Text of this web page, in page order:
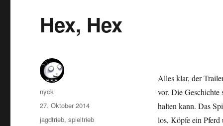
Hex, Hex
Alles klar, der
vor. Die Geschichte
halten kann. Das
los, Köpfe ein Pferd
Autor
nyck
Veröffentlicht
am
27. Oktober 2014
Kategorien
jagdtrieb,spieltrieb